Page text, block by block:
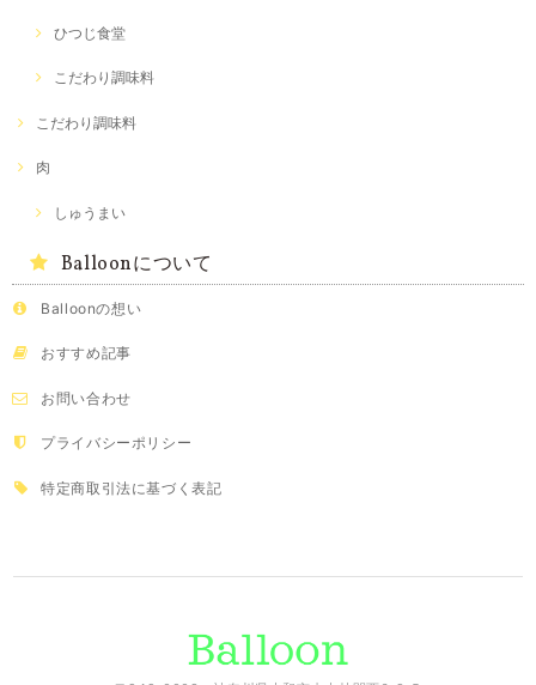
ひつじ食堂
こだわり調味料
こだわり調味料
肉
しゅうまい
Balloonについて
Balloonの想い
おすすめ記事
お問い合わせ
プライバシーポリシー
特定商取引法に基づく表記